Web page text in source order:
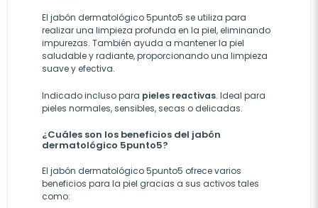
El jabón dermatológico 5punto5 se utiliza para
realizar una limpieza profunda en la piel, eliminando
impurezas. También ayuda a mantener la piel
saludable y radiante, proporcionando una limpieza
suave y efectiva.
Indicado incluso para pieles reactivas. Ideal para
pieles normales, sensibles, secas o delicadas.
¿Cuáles son los beneficios del jabón
dermatológico 5punto5?
El jabón dermatológico 5punto5 ofrece varios
beneficios para la piel gracias a sus activos tales
como: